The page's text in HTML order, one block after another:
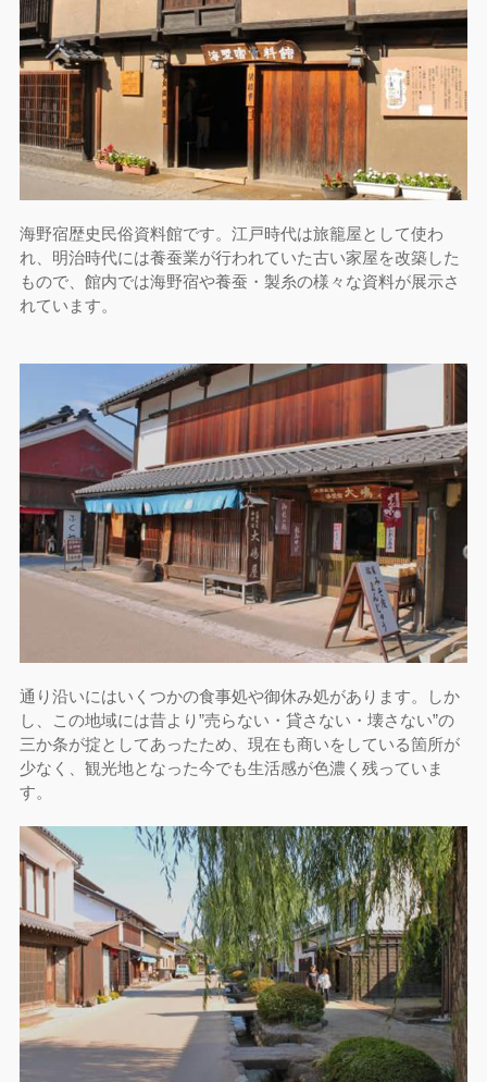
海野宿歴史民俗資料館です。江戸時代は旅籠屋として使わ
れ、明治時代には養蚕業が行われていた古い家屋を改築した
もので、館内では海野宿や養蚕・製糸の様々な資料が展示さ
れています。
通り沿いにはいくつかの食事処や御休み処があります。しか
し、この地域には昔より”売らない・貸さない・壊さない”の
三か条が掟としてあったため、現在も商いをしている箇所が
少なく、観光地となった今でも生活感が色濃く残っていま
す。